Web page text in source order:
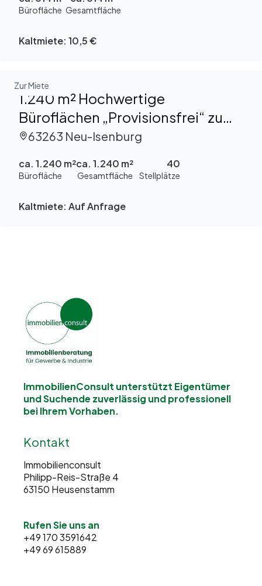
Bürofläche Gesamtfläche
Kaltmiete: 10,5 €
Zur Miete
1.240 m² Hochwertige
Büroflächen „Provisionsfrei“ zu
vermieten
63263 Neu-Isenburg
ca. 1.240 m²
Bürofläche
ca. 1.240 m²
Gesamtfläche
40
Stellplätze
Kaltmiete: Auf Anfrage
Kontakt
Immobilienconsult
Philipp-Reis-Straße 4
63150 Heusenstamm
Rufen Sie uns an
+49 170 3591642
+49 69 615889
ImmobilienConsult unterstützt Eigentümer
und Suchende zuverlässig und professionell
bei Ihrem Vorhaben.